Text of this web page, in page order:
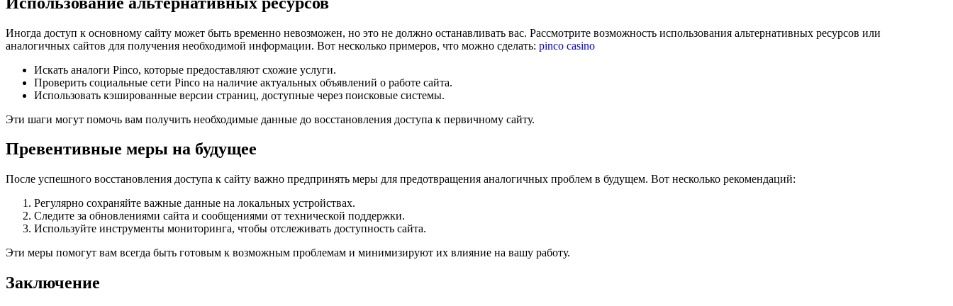
Иногда доступ к основному сайту может быть временно невозможен, но это не должно останавливать вас. Рассмотрите возможность использования альтернативных ресурсов или
аналогичных сайтов для получения необходимой информации. Вот несколько примеров, что можно сделать: pinco casino
Искать аналоги Pinco, которые предоставляют схожие услуги.
Проверить социальные сети Pinco на наличие актуальных объявлений о работе сайта.
Использовать кэшированные версии страниц, доступные через поисковые системы.
Эти шаги могут помочь вам получить необходимые данные до восстановления доступа к первичному сайту.
Превентивные меры на будущее
После успешного восстановления доступа к сайту важно предпринять меры для предотвращения аналогичных проблем в будущем. Вот несколько рекомендаций:
Регулярно сохраняйте важные данные на локальных устройствах.
Следите за обновлениями сайта и сообщениями от технической поддержки.
Используйте инструменты мониторинга, чтобы отслеживать доступность сайта.
Эти меры помогут вам всегда быть готовым к возможным проблемам и минимизируют их влияние на вашу работу.
Заключение